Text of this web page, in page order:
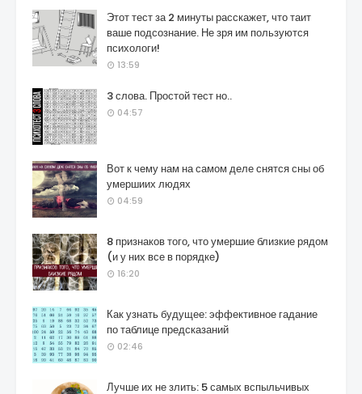
Этот тест за 2 минуты расскажет, что таит
ваше подсознание. Не зря им пользуются
психологи!
13:59
3 слова. Простой тест но..
04:57
Вот к чему нам на самом деле снятся сны об
умершиих людях
04:59
8 признаков того, что умершие близкие рядом
(и у них все в порядке)
16:20
Как узнать будущее: эффективное гадание
по таблице предсказаний
02:46
Лучше их не злить: 5 самых вспыльчивых